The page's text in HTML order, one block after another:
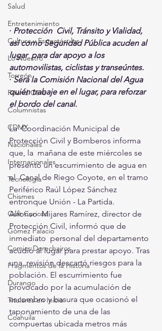
Salud
Entretenimiento
Cultura y Espectáculos
Lo Nuestro
Torreón
Round Cero
Columnistas
CDMX
Nacionales
Internacionales
Tecnología
Chismes
Qué Curioso
Gómez Palacio
Comics Derechairos
Fragmentos de la Historia
Durango
Titulares en Inicio
Coahuila
· Protección  Civil, Tránsito y Vialidad,
así como Seguridad Pública acuden al
lugar  para dar apoyo a los
automovilistas, ciclistas y transeúntes.
· Será la Comisión Nacional del Agua
quién trabaje en el lugar, para reforzar
el bordo del canal.
La  Coordinación Municipal de
Protección Civil y Bomberos informa
que, la  mañana de este miércoles se
presentó un escurrimiento de agua en
el  Canal de Riego Coyote, en el tramo
Periférico Raúl López Sánchez
entronque Unión - La Partida.
Alfonso  Mijares Ramírez, director de
Protección Civil, informó que de
inmediato  personal del departamento
acudió al lugar para prestar apoyo. Tras
una  revisión descartó riesgos para la
población. El escurrimiento fue
provocado por la acumulación de
escombro y basura que ocasionó el
taponamiento de una de las
compuertas ubicada metros más